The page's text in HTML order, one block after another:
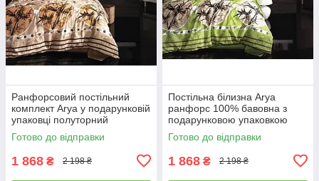
Ранфорсовий постільний
комплект Arya у подарунковій
упаковці полуторний
Готово до відправки
1 868 ₴ 2 198 ₴
Постільна білизна Arya
ранфорс 100% бавовна з
подарунковою упаковкою
полуторний
Готово до відправки
1 868 ₴ 2 198 ₴